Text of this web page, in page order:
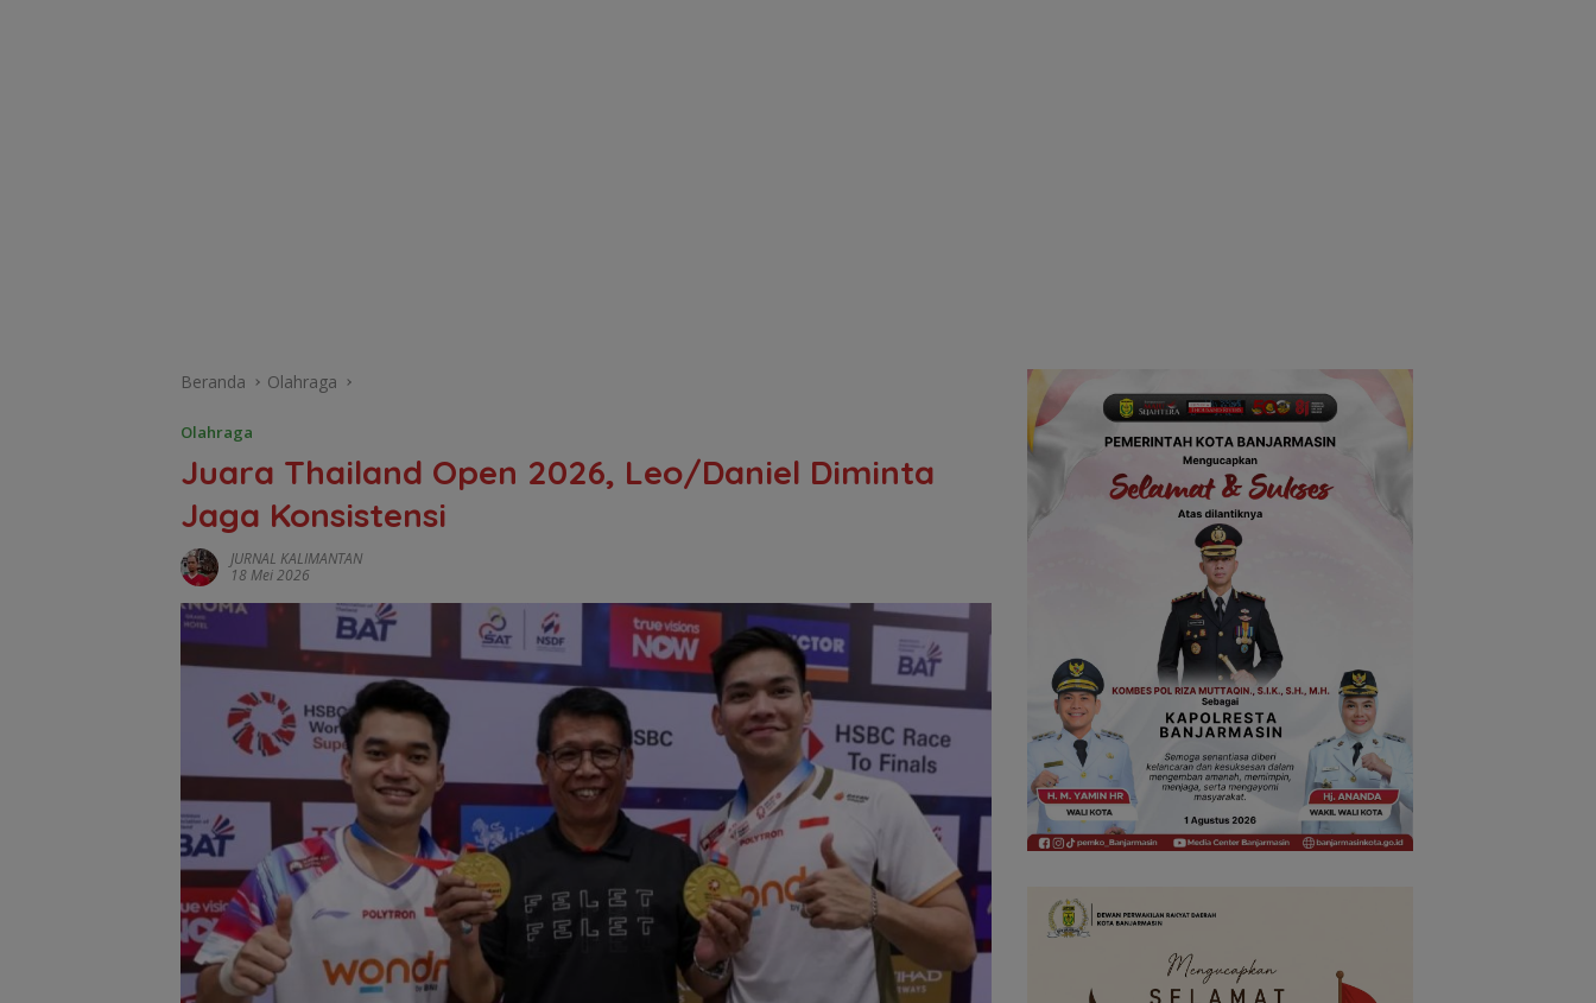
Beranda Olahraga
Olahraga
Juara Thailand Open 2026, Leo/Daniel Diminta
Jaga Konsistensi
JURNAL KALIMANTAN
18 Mei 2026